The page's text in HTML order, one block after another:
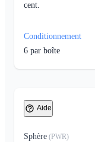
cent.
Conditionnement
6 par boîte
Aide
Sphère (PWR)